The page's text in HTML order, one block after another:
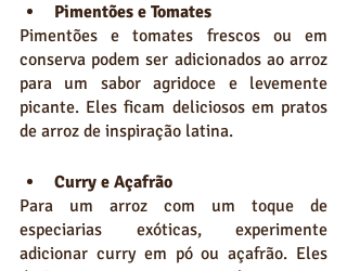
Pimentões e Tomates
Pimentões e tomates frescos ou em
conserva podem ser adicionados ao arroz
para um sabor agridoce e levemente
picante. Eles ficam deliciosos em pratos
de arroz de inspiração latina.
Curry e Açafrão
Para um arroz com um toque de
especiarias exóticas, experimente
adicionar curry em pó ou açafrão. Eles